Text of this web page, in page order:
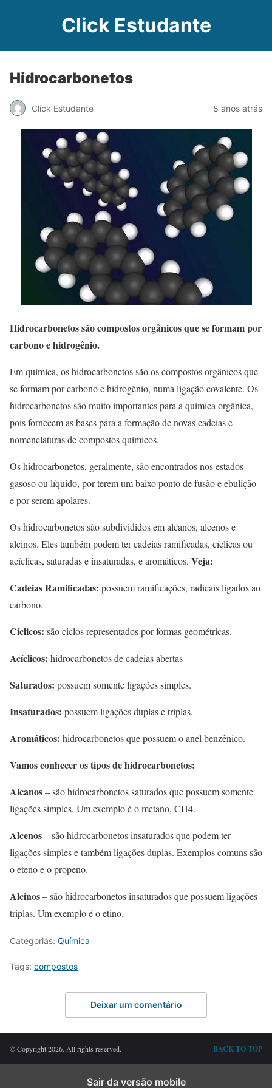
Click Estudante
Hidrocarbonetos
Click Estudante 8 anos atrás
Hidrocarbonetos são compostos orgânicos que se formam por
carbono e hidrogênio.
Em química, os hidrocarbonetos são os compostos orgânicos que
se formam por carbono e hidrogênio, numa ligação covalente. Os
hidrocarbonetos são muito importantes para a química orgânica,
pois fornecem as bases para a formação de novas cadeias e
nomenclaturas de compostos químicos.
Os hidrocarbonetos, geralmente, são encontrados nos estados
gasoso ou líquido, por terem um baixo ponto de fusão e ebulição
e por serem apolares.
Os hidrocarbonetos são subdivididos em alcanos, alcenos e
alcinos. Eles também podem ter cadeias ramificadas, cíclicas ou
acíclicas, saturadas e insaturadas, e aromáticos. Veja:
Cadeias Ramificadas: possuem ramificações, radicais ligados ao
carbono.
Cíclicos: são ciclos representados por formas geométricas.
Acíclicos: hidrocarbonetos de cadeias abertas
Saturados: possuem somente ligações simples.
Insaturados: possuem ligações duplas e triplas.
Aromáticos: hidrocarbonetos que possuem o anel benzênico.
Vamos conhecer os tipos de hidrocarbonetos:
Alcanos– são hidrocarbonetos saturados que possuem somente
ligações simples. Um exemplo é o metano, CH4.
Alcenos– são hidrocarbonetos insaturados que podem ter
ligações simples e também ligações duplas. Exemplos comuns são
o eteno e o propeno.
Alcinos– são hidrocarbonetos insaturados que possuem ligações
triplas. Um exemplo é o etino.
Categorias: Química
Tags: compostos
Deixar um comentário
© Copyright 2026. All rights reserved. BACK TO TOP
Sair da versão mobile